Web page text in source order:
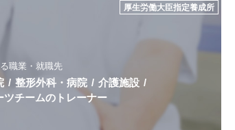
について
職業・就職先
厚生労働大臣指定養成所
整形外科・病院
介護施設
ツチームの トレーナー